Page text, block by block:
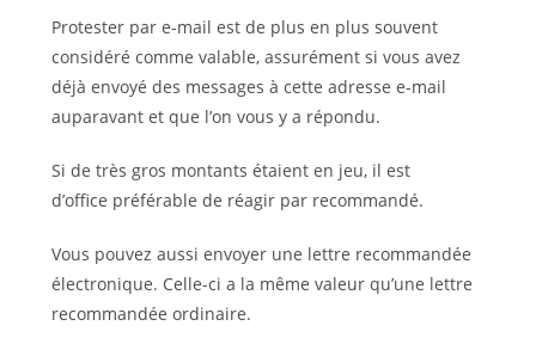
Protester par e-mail est de plus en plus souvent
considéré comme valable, assurément si vous avez
déjà envoyé des messages à cette adresse e-mail
auparavant et que l’on vous y a répondu.
Si de très gros montants étaient en jeu, il est
d’office préférable de réagir par recommandé.
Vous pouvez aussi envoyer une lettre recommandée
électronique. Celle-ci a la même valeur qu’une lettre
recommandée ordinaire.